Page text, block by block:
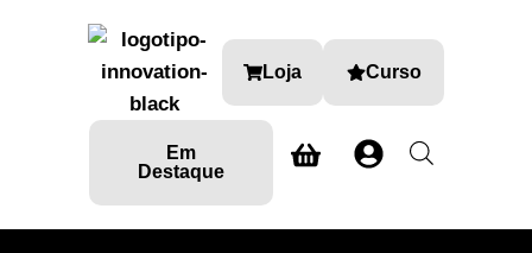
Loja Curso
Em
Destaque